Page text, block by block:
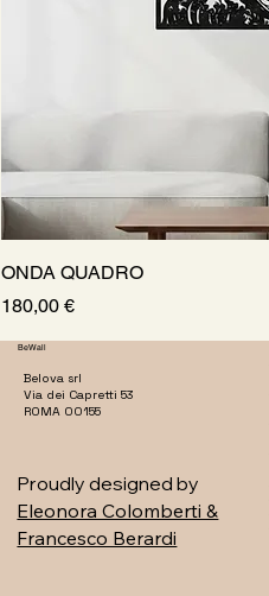
ONDA QUADRO
Prezzo
180,00 €
Proudly designed by
Eleonora Colomberti &
Francesco Berardi
BeWall
Belova srl
Via dei Capretti 53
ROMA 00155